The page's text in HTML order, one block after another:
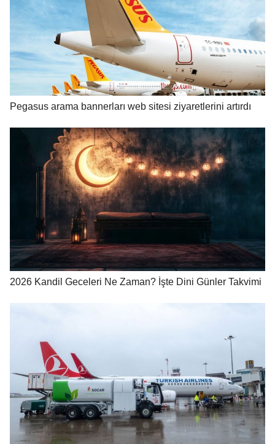
Pegasus arama bannerları web sitesi ziyaretlerini artırdı
2026 Kandil Geceleri Ne Zaman? İşte Dini Günler Takvimi